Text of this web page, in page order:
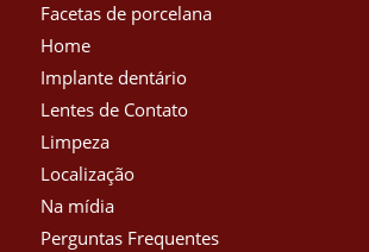
Facetas de porcelana
Home
Implante dentário
Lentes de Contato
Limpeza
Localização
Na mídia
Perguntas Frequentes